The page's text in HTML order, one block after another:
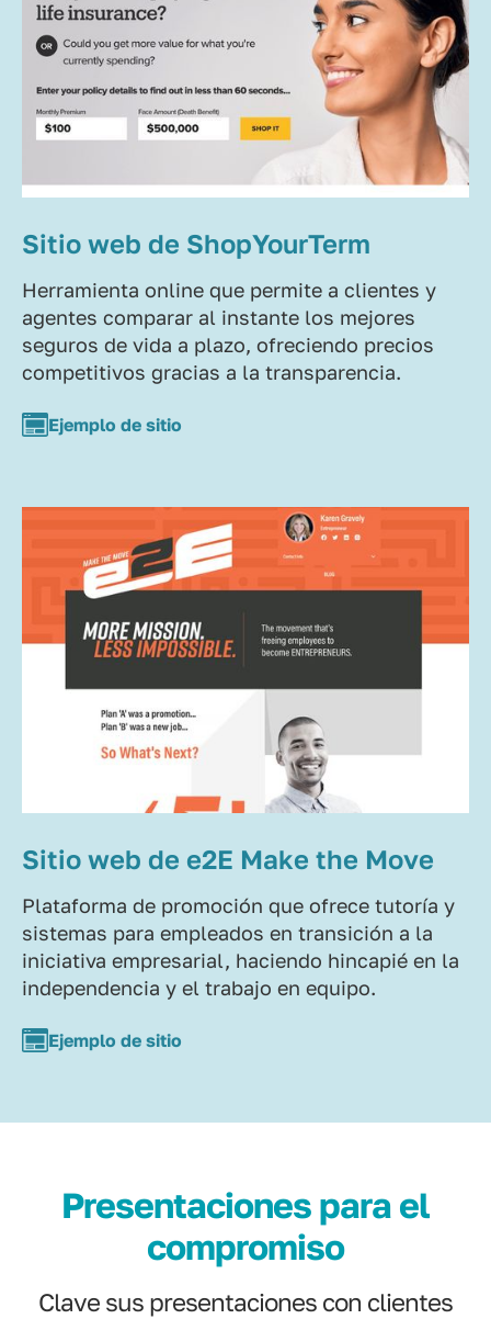
Sitio web de ShopYourTerm
Herramienta online que permite a clientes y
agentes comparar al instante los mejores
seguros de vida a plazo, ofreciendo precios
competitivos gracias a la transparencia.
Ejemplo de sitio
Sitio web de e2E Make the Move
Plataforma de promoción que ofrece tutoría y
sistemas para empleados en transición a la
iniciativa empresarial, haciendo hincapié en la
independencia y el trabajo en equipo.
Ejemplo de sitio
Presentaciones para el
compromiso
Clave sus presentaciones con clientes